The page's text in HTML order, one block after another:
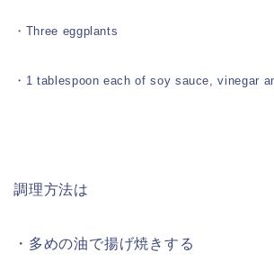
・Three eggplants
・1 tablespoon each of soy sauce, vinegar
調理方法は
・多めの油で揚げ焼きする